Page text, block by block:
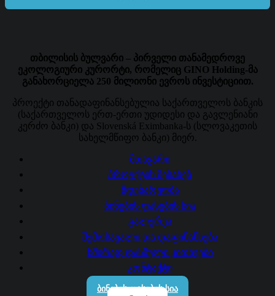
თბილისის ბულვარი – პირველი თანამედროვე
ეკოლოგიური კურორტი, რომელიც GINO Holding-მა
განახორციელა 250 მილიონი ევროს ინვესტიციით.
პროექტი თანადაფინანსებულია საქართველოს ბანკის
(საქართველოს ერთ-ერთი უდიდესი და გავლენიანი
კერძო ბანკი) და Slovenská Eximbanka-ს (სლოვაკეთის
სახელმწიფო ბანკი) მიერ.
მთავარი
პროექტის შესახებ
მდებარეობა
ბინების ფასების სია
გალერეა
შემოსავალი და დაფინანსება
ხშირად დასმული კითხვები
კონტაქტი
ᲑᲘᲜᲔᲑᲘᲡ ᲤᲐᲡᲔᲑᲘᲡ ᲡᲘᲐ